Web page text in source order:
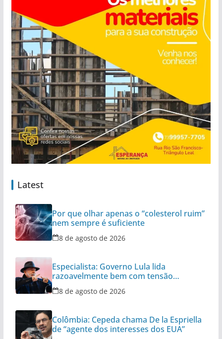
Latest
Por que olhar apenas o “colesterol ruim”
nem sempre é suficiente
8 de agosto de 2026
Especialista: Governo Lula lida
razoavelmente bem com tensão
diplomática
8 de agosto de 2026
Colômbia: Cepeda chama De la Espriella
de “agente dos interesses dos EUA”